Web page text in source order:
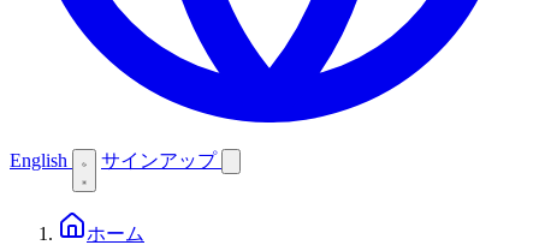
English サインアップ
ホーム